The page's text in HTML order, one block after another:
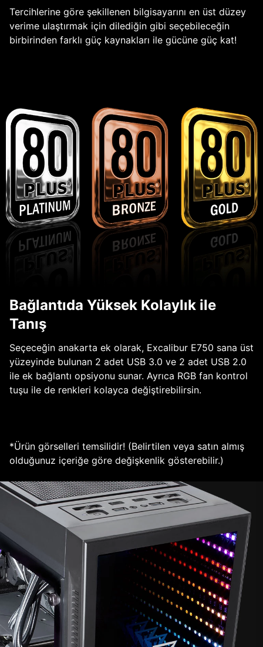
Tercihlerine göre şekillenen bilgisayarını en üst düzey
verime ulaştırmak için dilediğin gibi seçebileceğin
birbirinden farklı güç kaynakları ile gücüne güç kat!
Bağlantıda Yüksek Kolaylık ile
Tanış
Seçeceğin anakarta ek olarak, Excalibur E750 sana üst
yüzeyinde bulunan 2 adet USB 3.0 ve 2 adet USB 2.0
ile ek bağlantı opsiyonu sunar. Ayrıca RGB fan kontrol
tuşu ile de renkleri kolayca değiştirebilirsin.
*Ürün görselleri temsilidir! (Belirtilen veya satın almış
olduğunuz içeriğe göre değişkenlik gösterebilir.)